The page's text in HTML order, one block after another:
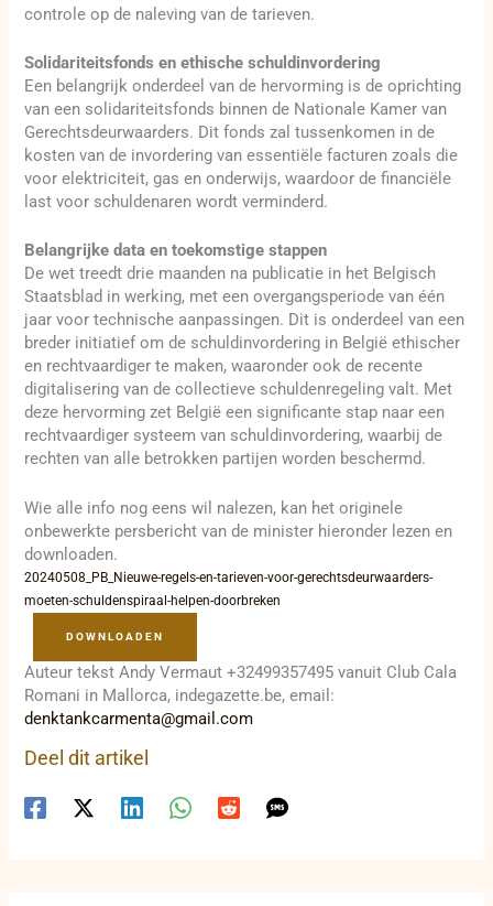
controle op de naleving van de tarieven.
Solidariteitsfonds en ethische schuldinvordering
Een belangrijk onderdeel van de hervorming is de oprichting
van een solidariteitsfonds binnen de Nationale Kamer van
Gerechtsdeurwaarders. Dit fonds zal tussenkomen in de
kosten van de invordering van essentiële facturen zoals die
voor elektriciteit, gas en onderwijs, waardoor de financiële
last voor schuldenaren wordt verminderd.
Belangrijke data en toekomstige stappen
De wet treedt drie maanden na publicatie in het Belgisch
Staatsblad in werking, met een overgangsperiode van één
jaar voor technische aanpassingen. Dit is onderdeel van een
breder initiatief om de schuldinvordering in België ethischer
en rechtvaardiger te maken, waaronder ook de recente
digitalisering van de collectieve schuldenregeling valt. Met
deze hervorming zet België een significante stap naar een
rechtvaardiger systeem van schuldinvordering, waarbij de
rechten van alle betrokken partijen worden beschermd.
Wie alle info nog eens wil nalezen, kan het originele
onbewerkte persbericht van de minister hieronder lezen en
downloaden.
20240508_PB_Nieuwe-regels-en-tarieven-voor-gerechtsdeurwaarders-
moeten-schuldenspiraal-helpen-doorbreken
DOWNLOADEN
Auteur tekst Andy Vermaut +32499357495 vanuit Club Cala
Romani in Mallorca, indegazette.be, email:
denktankcarmenta@gmail.com
Deel dit artikel